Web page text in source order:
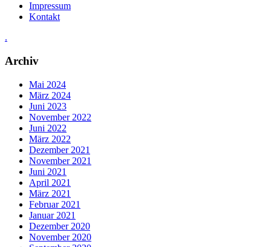
Impressum
Kontakt
.
Archiv
Mai 2024
März 2024
Juni 2023
November 2022
Juni 2022
März 2022
Dezember 2021
November 2021
Juni 2021
April 2021
März 2021
Februar 2021
Januar 2021
Dezember 2020
November 2020